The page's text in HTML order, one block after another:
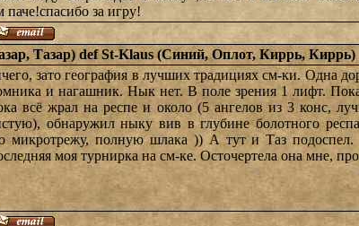
за игру!
Тазар) def St-Klaus (Синий, Оплот, Киррь, Киррь)
зато география в лучших традициях см-ки. Одна
и нагашник. Нык нет. В поле зрения 1 лифт.
всё жрал на респе и около (5 ангелов из 3 конс,
обнаружил ныку вив в глубине болотного
микротрежу, полную шлака )) А тут и Таз
моя турнирка на см-ке. Осточертела она мне,